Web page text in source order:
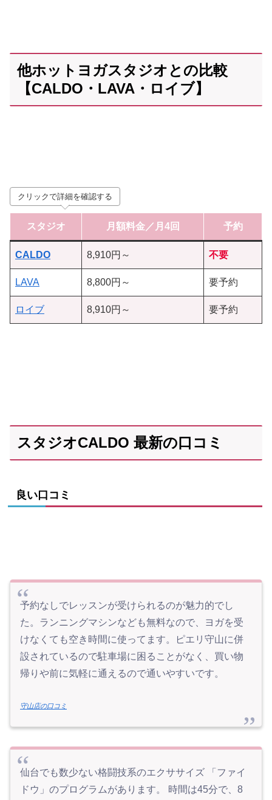
他ホットヨガスタジオとの比較
【CALDO・LAVA・ロイブ】
クリックで詳細を確認する
スタジオ 月額料金／月4回 予約
CALDO 8,910円～ 不要
LAVA 8,800円～ 要予約
ロイブ 8,910円～ 要予約
スタジオCALDO 最新の口コミ
良い口コミ
予約なしでレッスンが受けられるのが魅力的でし
た。ランニングマシンなども無料なので、ヨガを受
けなくても空き時間に使ってます。ピエリ守山に併
設されているので駐車場に困ることがなく、買い物
帰りや前に気軽に通えるので通いやすいです。
守山店の口コミ
仙台でも数少ない格闘技系のエクササイズ 「ファイ
ドウ」のプログラムがあります。 時間は45分で、8